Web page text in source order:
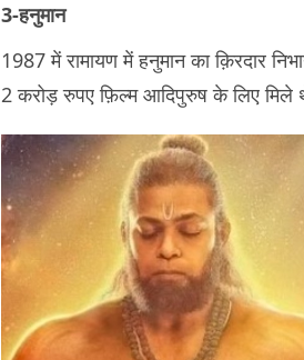
3-हनुमान
1987 में रामायण में हनुमान का क़िरदार
2 करोड़ रुपए फ़िल्म आदिपुरुष के लिए मिले